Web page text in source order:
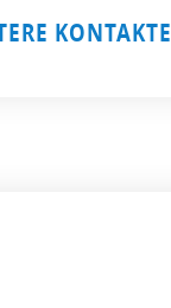
KONTAKTE